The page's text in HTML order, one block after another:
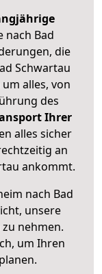
nach Bad
die
Schwartau
alles, von
des
Ihrer
alles sicher
an
ankommt.
nach Bad
unsere
nehmen.
um Ihren